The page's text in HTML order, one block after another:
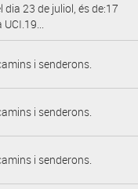
23 de juliol, és de:17
i senderons.
i senderons.
i senderons.